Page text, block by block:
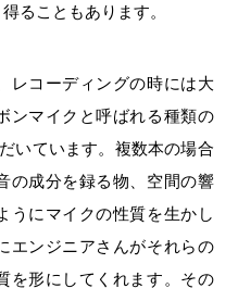
ることもあります。
レコーディングの時には大
ンマイクと呼ばれる種類の
いています。複数本の場合
の成分を録る物、空間の響
うにマイクの性質を生かし
エンジニアさんがそれらの
を形にしてくれます。その